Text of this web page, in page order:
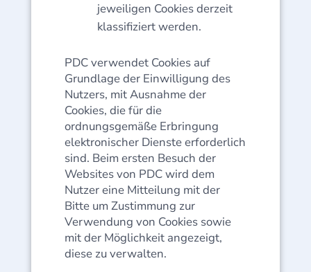
jeweiligen Cookies derzeit
klassifiziert werden.
PDC verwendet Cookies auf
Grundlage der Einwilligung des
Nutzers, mit Ausnahme der
Cookies, die für die
ordnungsgemäße Erbringung
elektronischer Dienste erforderlich
sind. Beim ersten Besuch der
Websites von PDC wird dem
Nutzer eine Mitteilung mit der
Bitte um Zustimmung zur
Verwendung von Cookies sowie
mit der Möglichkeit angezeigt,
diese zu verwalten.